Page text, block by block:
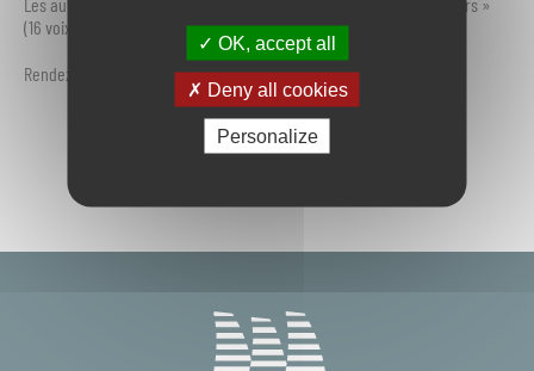
(16 voix), « E.T. » (27 voix), « Toy Story 1 » (14 voix)
Rendez-vous jeudi 21 aout à l’arrière de la salle de 3 îles !
OK, accept all
Deny all cookies
Personalize